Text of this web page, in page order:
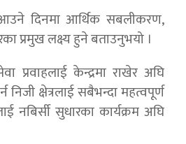
आउने दिनमा आर्थिक सबलीकरण,
प्रमुख लक्ष्य हुने बताउनुभयो ।
प्रवाहलाई केन्द्रमा राखेर अघि
निजी क्षेत्रलाई सबैभन्दा महत्वपूर्ण
सुधारका कार्यक्रम अघि